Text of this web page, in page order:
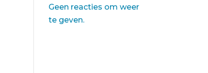
Geen reacties om weer
te geven.